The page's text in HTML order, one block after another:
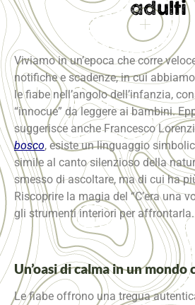
adulti
Viviamo in un’epoca che corre
notifiche e scadenze, in cui
le fiabe nell’angolo dell’infanzia,
“innocue” da leggere ai bambini.
suggerisce anche Francesco
bosco, esiste un linguaggio
simile al canto silenzioso della
smesso di ascoltare, ma di cui ha
Riscoprire la magia del “C’era una
gli strumenti interiori per affrontarla.
Un’oasi di calma in un mondo
Le fiabe offrono una tregua